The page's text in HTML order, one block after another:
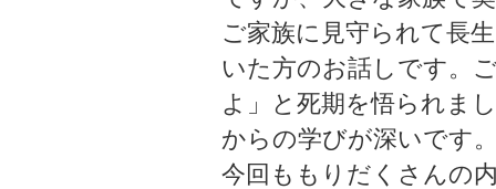
ご家族に見守られて長
いた方のお話しです。
よ」と死期を悟られま
からの学びが深いです
今回ももりだくさんの